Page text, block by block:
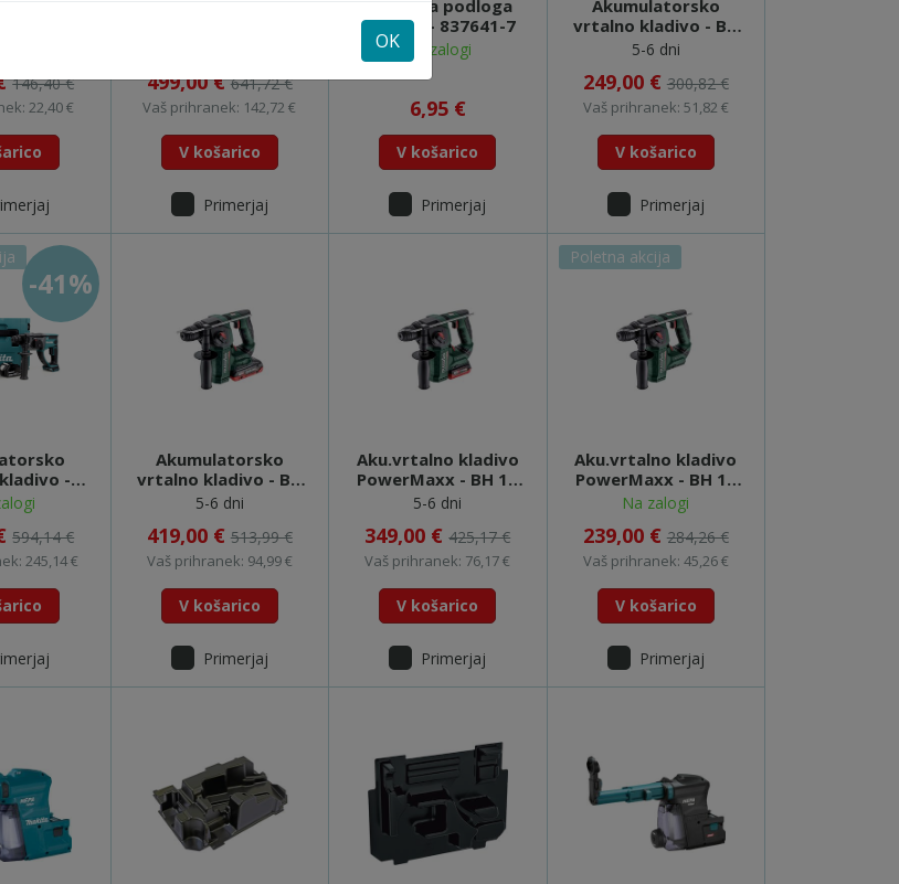
146,40 €
22,40 €
499,00 €641,72 €
Vaš prihranek: 142,72 €
V košarico
Primerjaj
Notranja podloga
DHR241 - 837641-7
Na zalogi
6,95 €
V košarico
Primerjaj
Akumulatorsko
vrtalno kladivo - BH
18 LTX BL 16 -
5-6 dni
249,00 € 300,82 €
Vaš prihranek: 51,82 €
V košarico
Primerjaj
-
594,14 €
245,14 €
-41%
Akumulatorsko
vrtalno kladivo - BH
18 LTX BL 16
5-6 dni
419,00 € 513,99 €
Vaš prihranek: 94,99 €
V košarico
Primerjaj
Aku.vrtalno kladivo
PowerMaxx - BH 12
BL 16 (600207800)
5-6 dni
349,00 €425,17 €
Vaš prihranek: 76,17 €
V košarico
Primerjaj
Aku.vrtalno kladivo
PowerMaxx - BH 12
BL 16 (600207840)
Na zalogi
239,00 € 284,26 €
Vaš prihranek: 45,26 €
V košarico
Primerjaj
Poletna akcija
OK